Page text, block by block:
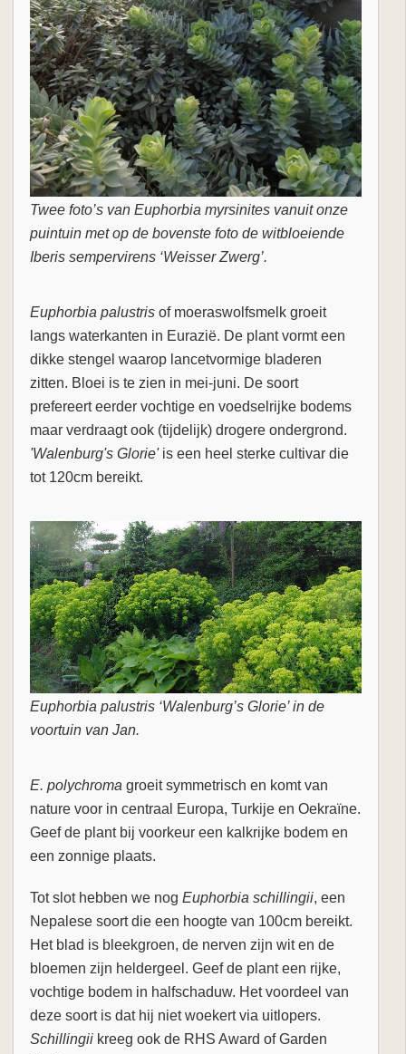
Twee foto’s van Euphorbia myrsinites vanuit onze
puintuin met op de bovenste foto de witbloeiende
Iberis sempervirens ‘Weisser Zwerg’.
Euphorbia palustris of moeraswolfsmelk groeit
langs waterkanten in Eurazië. De plant vormt een
dikke stengel waarop lancetvormige bladeren
zitten. Bloei is te zien in mei-juni. De soort
prefereert eerder vochtige en voedselrijke bodems
maar verdraagt ook (tijdelijk) drogere ondergrond.
'Walenburg's Glorie'is een heel sterke cultivar die
tot 120cm bereikt.
Euphorbia palustris ‘Walenburg’s Glorie’ in de
voortuin van Jan.
E. polychroma groeit symmetrisch en komt van
nature voor in centraal Europa, Turkije en Oekraïne.
Geef de plant bij voorkeur een kalkrijke bodem en
een zonnige plaats.
Tot slot hebben we nog Euphorbia schillingii, een
Nepalese soort die een hoogte van 100cm bereikt.
Het blad is bleekgroen, de nerven zijn wit en de
bloemen zijn heldergeel. Geef de plant een rijke,
vochtige bodem in halfschaduw. Het voordeel van
deze soort is dat hij niet woekert via uitlopers.
Schillingii kreeg ook de RHS Award of Garden